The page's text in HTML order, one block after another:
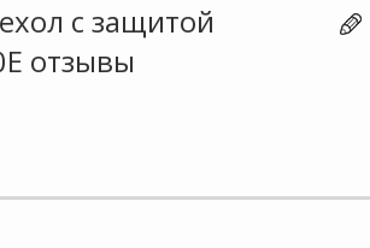
с защитой
отзывы